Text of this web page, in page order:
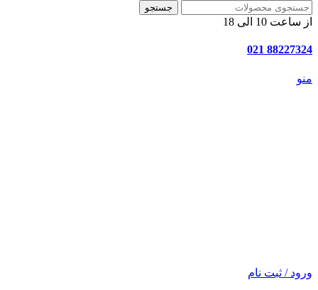
جستجو
از ساعت 10 الی 18
88227324 021
منو
ورود / ثبت نام